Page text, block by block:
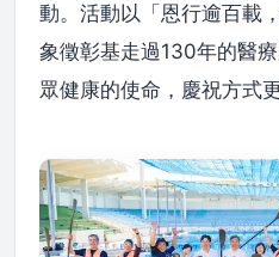
動。活動以「恩行逾百載
象徵彰基走過130年的醫
眾健康的使命，慶祝方式